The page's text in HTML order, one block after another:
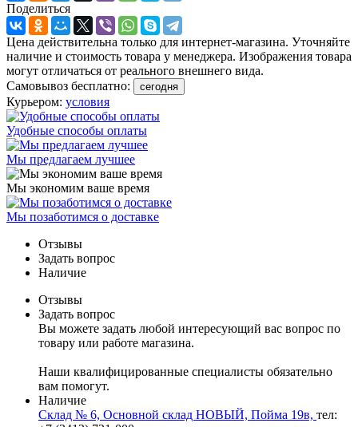
Поделиться
Цена действительна только для интернет-магазина. Уточняйте
наличие и стоимость товара у менеджера. Изображения товара
могут отличаться от реального внешнего вида.
Самовывоз бесплатно:
сегодня
Курьером: условия
Удобные способы оплаты
Мы предлагаем лучшее
Мы экономим ваше время
Мы позаботимся о доставке
Отзывы
Задать вопрос
Наличие
Отзывы
Задать вопрос
Вы можете задать любой интересующий вас вопрос по
товару или работе магазина.
Наши квалифицированные специалисты обязательно
вам помогут.
Наличие
Склад № 6, Основной склад НОВЫЙ, Пойма 19в, тел: